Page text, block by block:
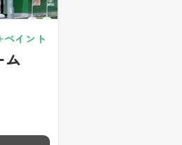
イント
ム